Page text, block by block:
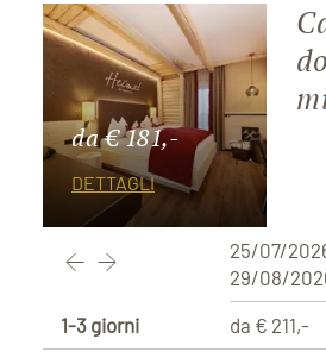
da € 181,-
DETTAGLI
25/07/
29/08/
1-3 giorni
da € 211,-